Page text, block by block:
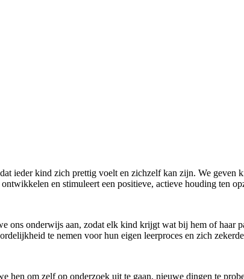
ieder kind zich prettig voelt en zichzelf kan zijn. We geven
en stimuleert een positieve, actieve houding ten
ons onderwijs aan, zodat elk kind krijgt wat bij hem of haar
te nemen voor hun eigen leerproces en zich
hen om zelf op onderzoek uit te gaan, nieuwe dingen te